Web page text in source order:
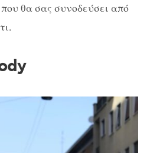
θα σας συνοδεύσει από